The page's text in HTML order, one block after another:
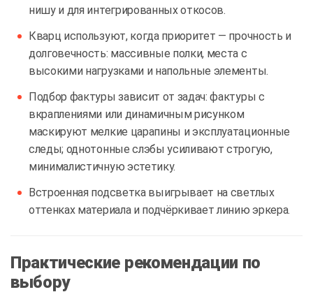
нишу и для интегрированных откосов.
Кварц используют, когда приоритет — прочность и
долговечность: массивные полки, места с
высокими нагрузками и напольные элементы.
Подбор фактуры зависит от задач: фактуры с
вкраплениями или динамичным рисунком
маскируют мелкие царапины и эксплуатационные
следы; однотонные слэбы усиливают строгую,
минималистичную эстетику.
Встроенная подсветка выигрывает на светлых
оттенках материала и подчёркивает линию эркера.
Практические рекомендации по
выбору